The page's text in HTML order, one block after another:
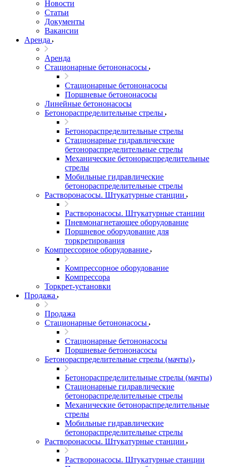
Новости
Статьи
Документы
Вакансии
Аренда
Аренда
Стационарные бетононасосы
Стационарные бетононасосы
Поршневые бетононасосы
Линейные бетононасосы
Бетонораспределительные стрелы
Бетонораспределительные стрелы
Стационарные гидравлические
бетонораспределительные стрелы
Механические бетонораспределительные
стрелы
Мобильные гидравлические
бетонораспределительные стрелы
Растворонасосы. Штукатурные станции
Растворонасосы. Штукатурные станции
Пневмонагнетающее оборудование
Поршневое оборудование для
торкретирования
Компрессорное оборудование
Компрессорное оборудование
Компрессора
Торкрет-установки
Продажа
Продажа
Стационарные бетононасосы
Стационарные бетононасосы
Поршневые бетононасосы
Бетонораспределительные стрелы (мачты)
Бетонораспределительные стрелы (мачты)
Стационарные гидравлические
бетонораспределительные стрелы
Механические бетонораспределительные
стрелы
Мобильные гидравлические
бетонораспределительные стрелы
Растворонасосы. Штукатурные станции
Растворонасосы. Штукатурные станции